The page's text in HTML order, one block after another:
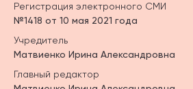
Регистрация электронного СМИ
№1418 от 10 мая 2021 года
Учредитель
Матвиенко Ирина Александровна
Главный редактор